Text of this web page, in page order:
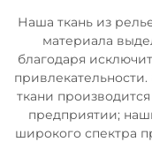
Наша ткань из
материала
благодаря
ткани
предприятии;
широкого спектра